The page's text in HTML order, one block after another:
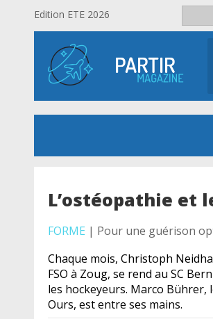
Edition ETE 2026
L’ostéopathie et
FORME | Pour une guérison
Chaque mois, Christoph
FSO à Zoug, se rend au SC
les hockeyeurs. Marco Bührer,
Ours, est entre ses mains.